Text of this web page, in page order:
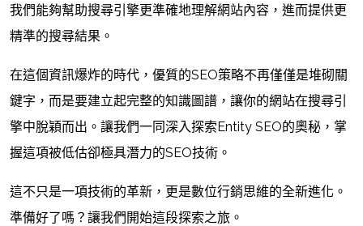
我們能夠幫助搜尋引擎更準確地理解網站內容，進而提供更
精準的搜尋結果。
在這個資訊爆炸的時代，優質的SEO策略不再僅僅是堆砌關
鍵字，而是要建立起完整的知識圖譜，讓你的網站在搜尋引
擎中脫穎而出。讓我們一同深入探索Entity SEO的奧秘，掌
握這項被低估卻極具潛力的SEO技術。
這不只是一項技術的革新，更是數位行銷思維的全新進化。
準備好了嗎？讓我們開始這段探索之旅。